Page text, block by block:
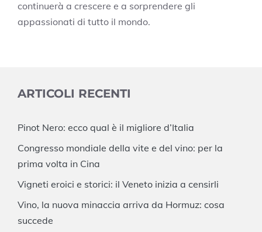
continuerà a crescere e a sorprendere gli
appassionati di tutto il mondo.
ARTICOLI RECENTI
Pinot Nero: ecco qual è il migliore d’Italia
Congresso mondiale della vite e del vino: per la
prima volta in Cina
Vigneti eroici e storici: il Veneto inizia a censirli
Vino, la nuova minaccia arriva da Hormuz: cosa
succede